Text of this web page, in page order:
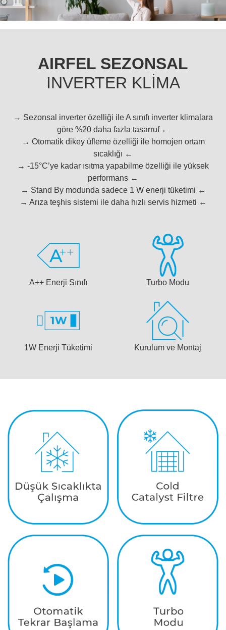
AIRFEL SEZONSAL
INVERTER KLİMA
→ Sezonsal inverter özelliği ile A sınıfı inverter klimalara
göre %20 daha fazla tasarruf ←
→ Otomatik dikey üfleme özelliği ile homojen ortam
sıcaklığı ←
→ -15°C’ye kadar ısıtma yapabilme özelliği ile yüksek
performans ←
→ Stand By modunda sadece 1 W enerji tüketimi ←
→ Arıza teşhis sistemi ile daha hızlı servis hizmeti ←
A++ Enerji Sınıfı Turbo Modu
1W Enerji Tüketimi Kurulum ve Montaj